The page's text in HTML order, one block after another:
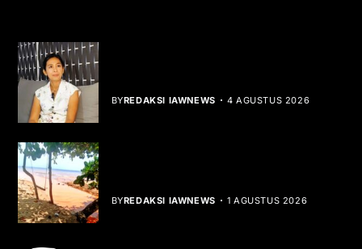
BYREDAKSI IAWNEWS 4 AGUSTUS 2026
BYREDAKSI IAWNEWS 1 AGUSTUS 2026